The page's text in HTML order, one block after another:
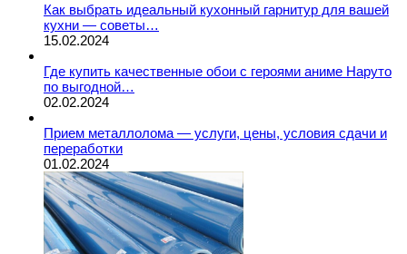
Как выбрать идеальный кухонный гарнитур для вашей
кухни — советы…
15.02.2024
Где купить качественные обои с героями аниме Наруто
по выгодной…
02.02.2024
Прием металлолома — услуги, цены, условия сдачи и
переработки
01.02.2024